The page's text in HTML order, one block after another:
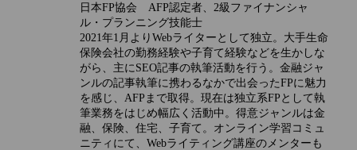
日本FP協会 AFP認定者、2級ファイナンシャ
ル・プランニング技能士
2021年1月よりWebライターとして独立。大手生命
保険会社の勤務経験や子育て経験などを生かしな
がら、主にSEO記事の執筆活動を行う。金融ジャ
ンルの記事執筆に携わるなかで出会ったFPに魅力
を感じ、AFPまで取得。現在は独立系FPとして執
筆業務をはじめ幅広く活動中。得意ジャンルは金
融、保険、住宅、子育て。オンライン学習コミュ
ニティにて、Webライティング講座のメンターも